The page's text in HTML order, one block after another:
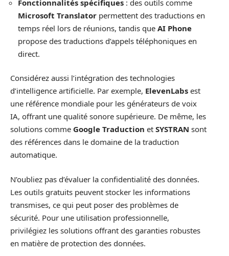
Fonctionnalités spécifiques : des outils comme
Microsoft Translator permettent des traductions en
temps réel lors de réunions, tandis que AI Phone
propose des traductions d’appels téléphoniques en
direct.
Considérez aussi l’intégration des technologies
d’intelligence artificielle. Par exemple, ElevenLabs est
une référence mondiale pour les générateurs de voix
IA, offrant une qualité sonore supérieure. De même, les
solutions comme Google Traduction et SYSTRAN sont
des références dans le domaine de la traduction
automatique.
N’oubliez pas d’évaluer la confidentialité des données.
Les outils gratuits peuvent stocker les informations
transmises, ce qui peut poser des problèmes de
sécurité. Pour une utilisation professionnelle,
privilégiez les solutions offrant des garanties robustes
en matière de protection des données.